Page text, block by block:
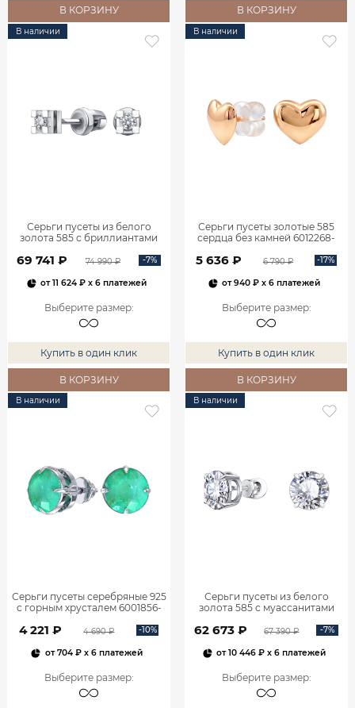
В КОРЗИНУ В КОРЗИНУ
В наличии
Серьги пусеты из белого
золота 585 с бриллиантами
69 741 ₽ 74 990 ₽ -7%
от11 624 ₽ x 6 платежей
Выберите размер:
Купить в один клик
В КОРЗИНУ
В наличии
Серьги пусеты золотые 585
сердца без камней 6012268-
5 636 ₽ 6 790 ₽ -17%
от940 ₽ x 6 платежей
Выберите размер:
Купить в один клик
В КОРЗИНУ
В наличии
Серьги пусеты серебряные 925
с горным хрусталем 6001856-
4 221 ₽ 4 690 ₽ -10%
от704 ₽x 6 платежей
Выберите размер:
В наличии
Серьги пусеты из белого
золота 585 с муассанитами
62 673 ₽ 67 390 ₽ -7%
от10 446 ₽ x 6 платежей
Выберите размер: